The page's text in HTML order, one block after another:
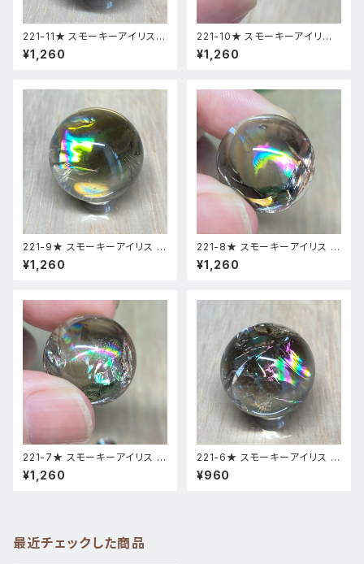
221-11★ スモーキーアイリス
台座付き スフィア 天然石インテ
リア風水置物
¥1,260
221-10★ スモーキーアイリス
台座付き スフィア 天然石インテ
リア風水置物
¥1,260
221-9★ スモーキーアイリス 台
座付き スフィア 天然石インテリ
ア風水置物
¥1,260
221-8★ スモーキーアイリス 台
座付き スフィア 天然石インテリ
ア風水置物
¥1,260
221-7★ スモーキーアイリス 台
座付き スフィア 天然石インテリ
ア風水置物
¥1,260
221-6★ スモーキーアイリス 台
座付き スフィア 天然石インテリ
ア風水置物
¥960
最近チェックした商品